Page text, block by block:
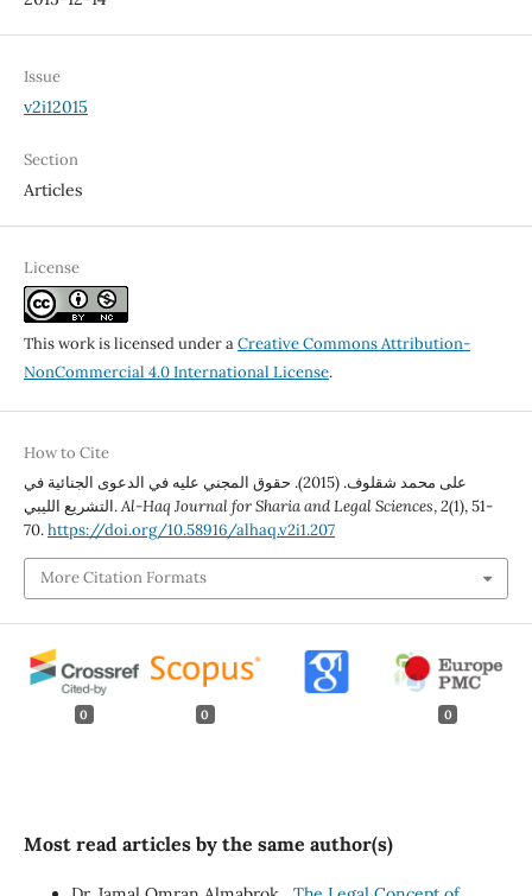
Issue
v2i12015
Section
Articles
License
This work is licensed under aCreative Commons Attribution-
NonCommercial 4.0 International License.
How to Cite
على محمد شقلوف. (2015). حقوق المجني عليه في الدعوى الجنائية في
التشريع الليبي.Al-Haq Journal for Sharia and Legal Sciences,2(1), 51-
70.https://doi.org/10.58916/alhaq.v2i1.207
More Citation Formats
0 0 0
Most read articles by the same author(s)